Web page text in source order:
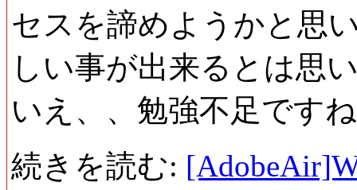
セスを諦めようかと思
しい事が出来るとは思
いえ、、勉強不足です
続きを読む: